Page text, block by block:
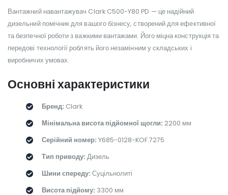
Вантажний навантажувач Clark C500-Y80 PD — це надійний
дизельний помічник для вашого бізнесу, створений для ефективної
та безпечної роботи з важкими вантажами. Його міцна конструкція та
передові технології роблять його незамінним у складських і
виробничих умовах.
Основні характеристики
Бренд: Clark
Мінімальна висота підйомної щогли: 2200 мм
Серійний номер: Y685-0128-KOF.7275
Тип приводу: Дизель
Шини спереду: Суцільнолиті
Висота підйому: 3300 мм